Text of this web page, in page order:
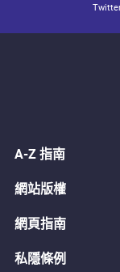
A-Z 指南
網站版權
網頁指南
私隱條例